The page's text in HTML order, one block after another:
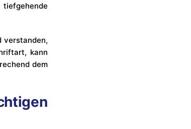
tiefgehende
verstanden,
kann
dem